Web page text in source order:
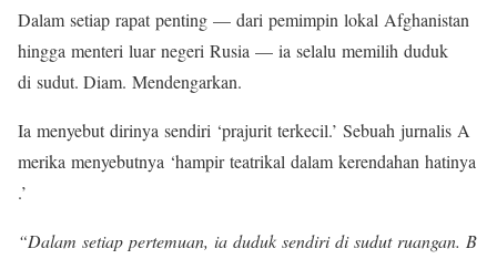
Dalam setiap rapat penting — dari pemimpin lokal Afghanistan
hingga menteri luar negeri Rusia — ia selalu memilih duduk
di sudut. Diam. Mendengarkan.
Ia menyebut dirinya sendiri ‘prajurit terkecil.’ Sebuah jurnalis A
merika menyebutnya ‘hampir teatrikal dalam kerendahan hatinya
.’
“Dalam setiap pertemuan, ia duduk sendiri di sudut ruangan. B